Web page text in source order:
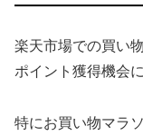
楽天市場での買い
ポイント獲得機会
特にお買い物マラ